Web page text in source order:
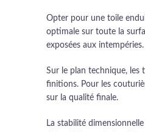
Opter pour une toile
optimale sur toute la
exposées aux intempéries.
Sur le plan technique, les
finitions. Pour les
sur la qualité finale.
La stabilité